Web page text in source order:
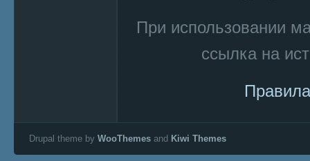
При использовании
ссылка на
Drupal theme by WooThemes and Kiwi Themes